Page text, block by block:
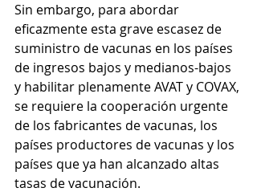
Sin embargo, para abordar
eficazmente esta grave escasez de
suministro de vacunas en los países
de ingresos bajos y medianos-bajos
y habilitar plenamente AVAT y COVAX,
se requiere la cooperación urgente
de los fabricantes de vacunas, los
países productores de vacunas y los
países que ya han alcanzado altas
tasas de vacunación.